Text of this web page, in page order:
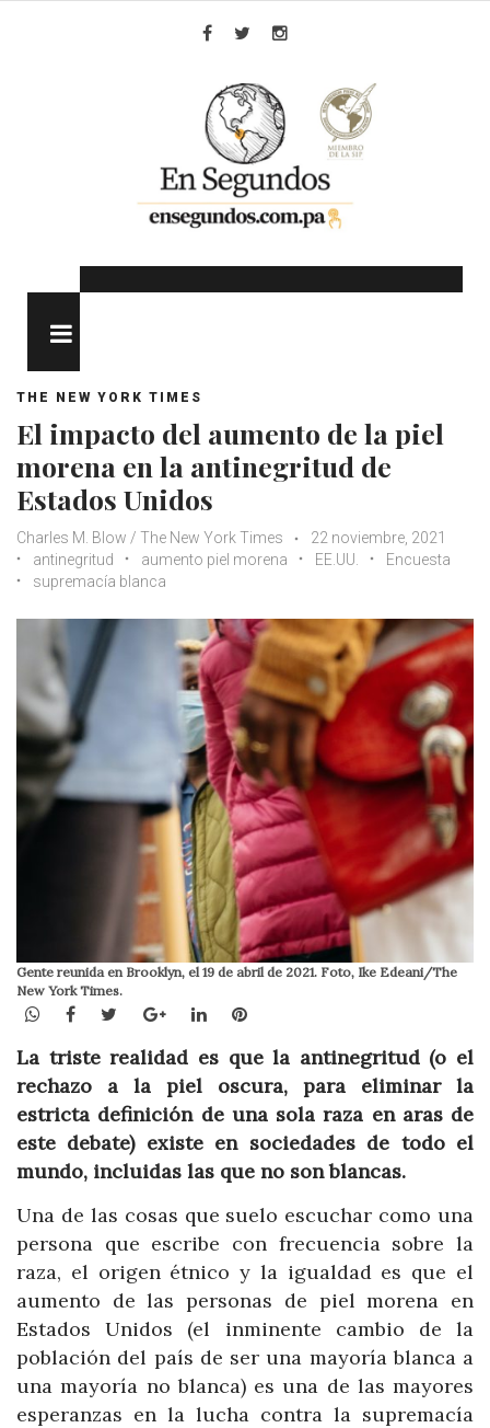
THE NEW YORK TIMES
El impacto del aumento de la piel
morena en la antinegritud de
Estados Unidos
Charles M. Blow / The New York Times
22 noviembre, 2021
antinegritud
aumento piel morena EE.UU.
Encuesta
supremacía blanca
Gente reunida en Brooklyn, el 19 de abril de 2021. Foto, Ike Edeani/The
New York Times.
WhatsApp
Facebook
TwitterGoogle+LinkedInPinterest
La triste realidad es que la antinegritud (o el
rechazo a la piel oscura, para eliminar la
estricta definición de una sola raza en aras de
este debate) existe en sociedades de todo el
mundo, incluidas las que no son blancas.
Una de las cosas que suelo escuchar como una
persona que escribe con frecuencia sobre la
raza, el origen étnico y la igualdad es que el
aumento de las personas de piel morena en
Estados Unidos (el inminente cambio de la
población del país de ser una mayoría blanca a
una mayoría no blanca) es una de las mayores
esperanzas en la lucha contra la supremacía